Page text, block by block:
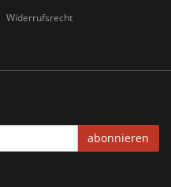
Widerrufsrecht
abonnieren